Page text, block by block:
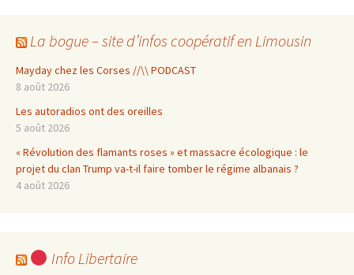
La bogue – site d’infos coopératif en Limousin
Mayday chez les Corses //\\ PODCAST
8 août 2026
Les autoradios ont des oreilles
5 août 2026
« Révolution des flamants roses » et massacre écologique : le
projet du clan Trump va-t-il faire tomber le régime albanais ?
4 août 2026
Info Libertaire